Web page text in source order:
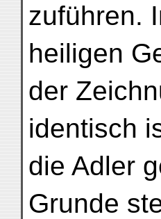
zuführen.
heiligen
der
identisch
die Adler
Grunde